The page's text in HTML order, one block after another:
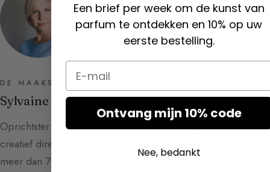
DE MAAKSTER VAN DE PARFUMGIDS
Sylvaine Delacourte
Oprichtster van Delacourte Paris en vijftien jaar lang
creatief directeur bij Guerlain, stond zij aan de wieg van
meer dan 70 geuren, waaronder Cuir Beluga en La
Een brief per week om de kunst van
parfum te ontdekken en 10% op uw
eerste bestelling.
Email
Ontvang mijn 10% code
Nee, bedankt